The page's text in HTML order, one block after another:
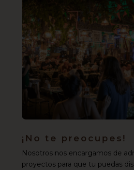
¡No te preocupes!
Nosotros nos encargamos de
proyectos para que tu puedas